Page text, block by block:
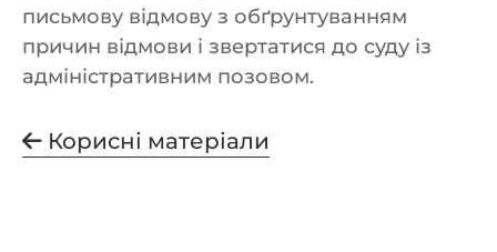
письмову відмову з обґрунтуванням
причин відмови і звертатися до суду із
адміністративним позовом.
Корисні матеріали